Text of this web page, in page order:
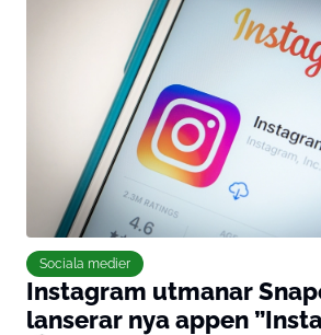
Sociala medier
Instagram utmanar
lanserar nya appen